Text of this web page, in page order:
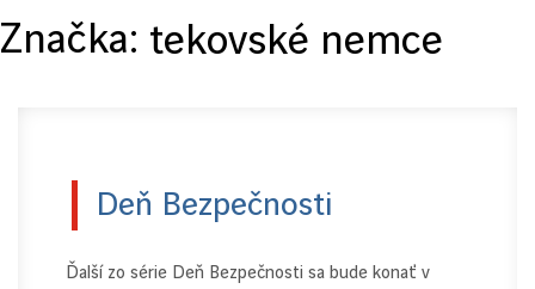
Značka: tekovské nemce
Deň Bezpečnosti
Ďalší zo série Deň Bezpečnosti sa bude konať v